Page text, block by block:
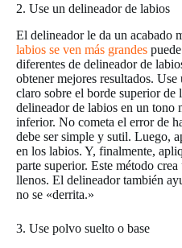
2. Use un delineador de labios
El delineador le da un acabado
labios se ven más grandes
diferentes de delineador de
obtener mejores resultados.
claro sobre el borde superior de
delineador de labios en un tono
inferior. No cometa el error de
debe ser simple y sutil. Luego,
en los labios. Y, finalmente,
parte superior. Este método
llenos. El delineador también
no se «derrita.»
3. Use polvo suelto o base